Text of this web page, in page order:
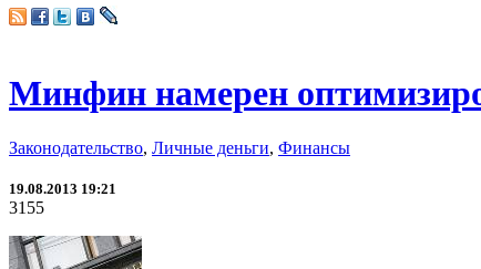
Минфин намерен
Законодательство, Личные деньги, Финансы
19.08.2013 19:21
3155